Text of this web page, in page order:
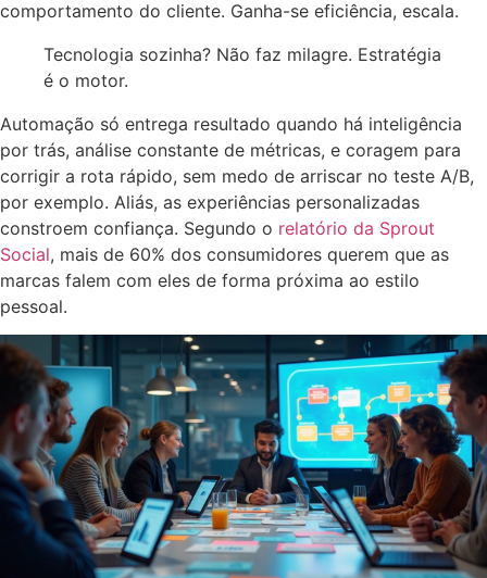
comportamento do cliente. Ganha-se eficiência, escala.
Tecnologia sozinha? Não faz milagre. Estratégia
é o motor.
Automação só entrega resultado quando há inteligência
por trás, análise constante de métricas, e coragem para
corrigir a rota rápido, sem medo de arriscar no teste A/B,
por exemplo. Aliás, as experiências personalizadas
constroem confiança. Segundo o relatório da Sprout
Social, mais de 60% dos consumidores querem que as
marcas falem com eles de forma próxima ao estilo
pessoal.